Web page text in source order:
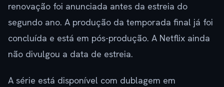
renovação foi anunciada antes da estreia do
segundo ano. A produção da temporada final já foi
concluída e está em pós-produção. A Netflix ainda
não divulgou a data de estreia.
A série está disponível com dublagem em